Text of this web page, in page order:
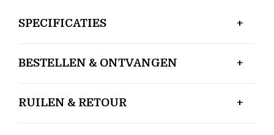
SPECIFICATIES
BESTELLEN & ONTVANGEN
RUILEN & RETOUR